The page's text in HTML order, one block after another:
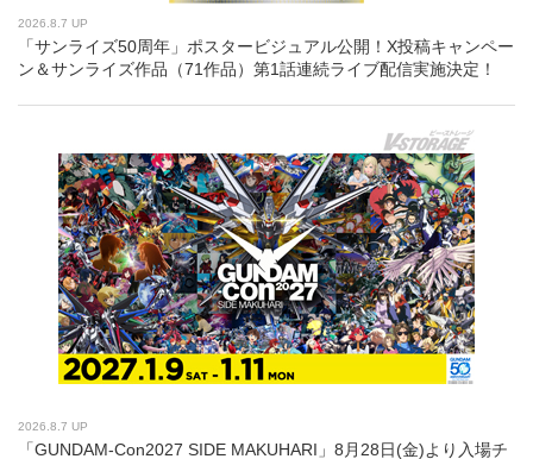
2026.8.7 UP
「サンライズ50周年」ポスタービジュアル公開！X投稿キャンペー
ン＆サンライズ作品（71作品）第1話連続ライブ配信実施決定！
2026.8.7 UP
「GUNDAM-Con2027 SIDE MAKUHARI」8月28日(金)より入場チ